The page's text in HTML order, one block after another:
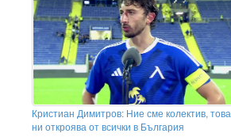
Кристиан Димитров: Ние сме колектив, това
ни откроява от всички в България